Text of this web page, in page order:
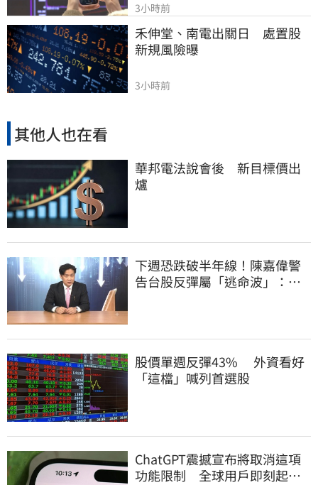
3小時前
禾伸堂、南電出關日　處置股
新規風險曝
3小時前
其他人也在看
華邦電法說會後 新目標價出
爐
下週恐跌破半年線！陳嘉偉警
告台股反彈屬「逃命波」：空
股價單週反彈43% 外資看好
「這檔」喊列首選股
ChatGPT震撼宣布將取消這項
功能限制 全球用戶即刻起